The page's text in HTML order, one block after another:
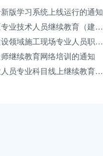
版学习系统上线运行的通知
业技术人员继续教育（建筑
领域施工现场专业人员职业
继续教育网络培训的通知
员专业科目线上继续教育工